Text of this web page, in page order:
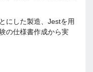
にした製造、Jestを用
の仕様書作成から実